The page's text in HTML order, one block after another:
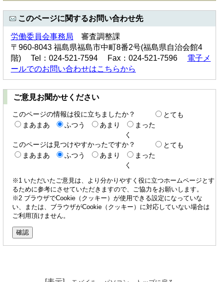
このページに関するお問い合わせ先
労働委員会事務局 審査調整課
〒960-8043 福島県福島市中町8番2号(福島県自治会館4
階) Tel：024-521-7594 Fax：024-521-7596 電子メ
ールでのお問い合わせはこちらから
ご意見お聞かせください
このページの情報は役に立ちましたか？
とても
まあまあ
ふつう あまり
まった
く
このページは見つけやすかったですか？
とても
まあまあ
ふつう あまり
まった
く
※1 いただいたご意見は、より分かりやすく役に立つホームページとす
るために参考にさせていただきますので、ご協力をお願いします。
※2 ブラウザでCookie（クッキー）が使用できる設定になっていな
い、または、ブラウザがCookie（クッキー）に対応していない場合は
ご利用頂けません。